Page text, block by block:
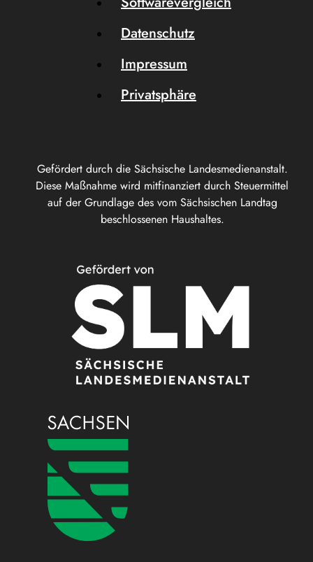
Gefördert durch die Sächsische Landesmedienanstalt.
Diese Maßnahme wird mitfinanziert durch Steuermittel
auf der Grundlage des vom Sächsischen Landtag
beschlossenen Haushaltes.
Datenschutz
Impressum
Privatsphäre